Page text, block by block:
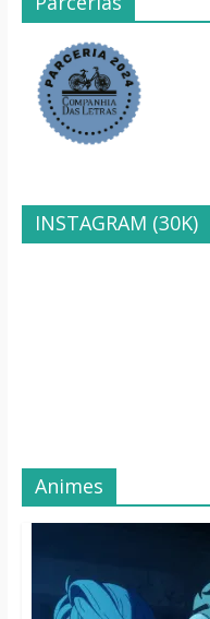
INSTAGRAM (30K)
Animes